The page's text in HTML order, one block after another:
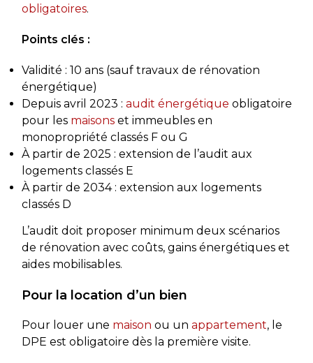
obligatoires.
Points clés :
Validité : 10 ans (sauf travaux de rénovation
énergétique)
Depuis avril 2023 : audit énergétique obligatoire
pour les maisonset immeubles en
monopropriété classés F ou G
À partir de 2025 : extension de l’audit aux
logements classés E
À partir de 2034 : extension aux logements
classés D
L’audit doit proposer minimum deux scénarios
de rénovation avec coûts, gains énergétiques et
aides mobilisables.
Pour la location d’un bien
Pour louer une maison ou un appartement, le
DPE est obligatoire dès la première visite.